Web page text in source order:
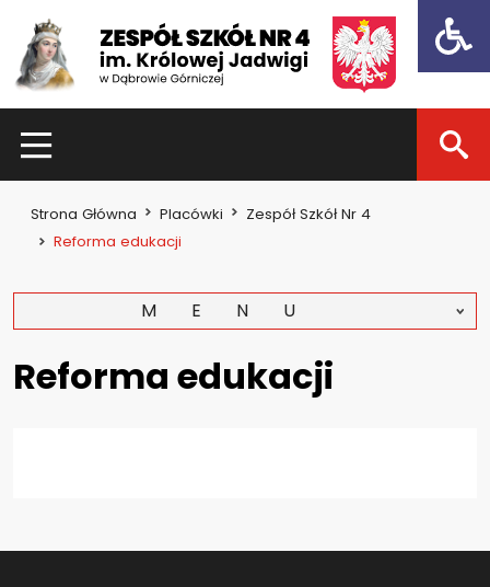
Kadra nauczycielska
Konkursy
Strona Główna Placówki
Zespół Szkół Nr 4
Reforma edukacji
MENU
Reforma edukacji